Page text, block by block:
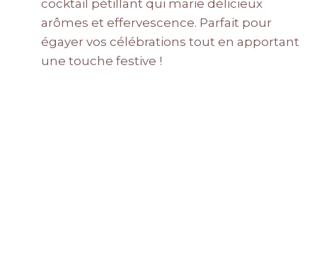
cocktail pétillant qui marie délicieux
arômes et effervescence. Parfait pour
égayer vos célébrations tout en apportant
une touche festive !